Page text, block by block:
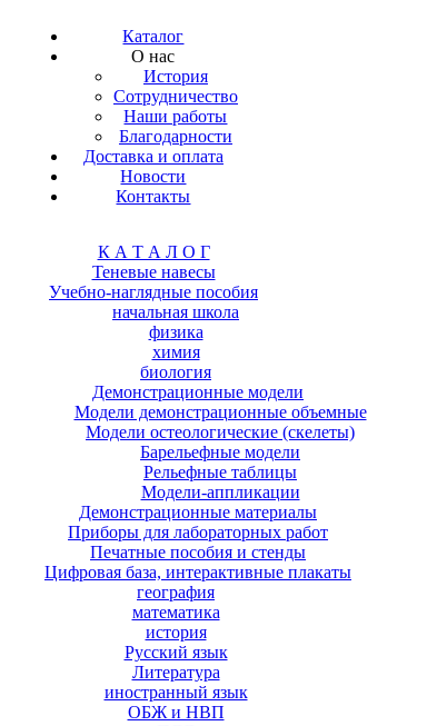
Каталог
О нас
История
Сотрудничество
Наши работы
Благодарности
Доставка и оплата
Новости
Контакты
К А Т А Л О Г
Теневые навесы
Учебно-наглядные пособия
начальная школа
физика
химия
биология
Демонстрационные модели
Модели демонстрационные объемные
Модели остеологические (скелеты)
Барельефные модели
Рельефные таблицы
Модели-аппликации
Демонстрационные материалы
Приборы для лабораторных работ
Печатные пособия и стенды
Цифровая база, интерактивные плакаты
география
математика
история
Русский язык
Литература
иностранный язык
ОБЖ и НВП